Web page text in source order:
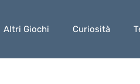
Altri Giochi Curiosità